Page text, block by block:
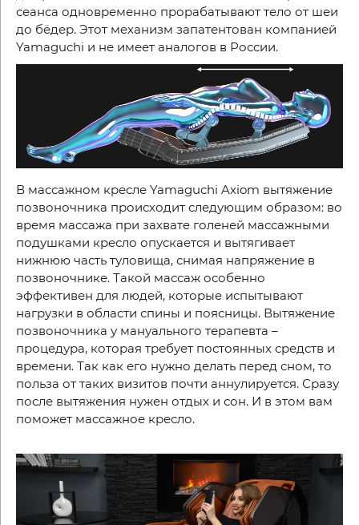
сеанса одновременно прорабатывают тело от шеи
до бёдер. Этот механизм запатентован компанией
Yamaguchi и не имеет аналогов в России.
В массажном кресле Yamaguchi Axiom вытяжение
позвоночника происходит следующим образом: во
время массажа при захвате голеней массажными
подушками кресло опускается и вытягивает
нижнюю часть туловища, снимая напряжение в
позвоночнике. Такой массаж особенно
эффективен для людей, которые испытывают
нагрузки в области спины и поясницы. Вытяжение
позвоночника у мануального терапевта –
процедура, которая требует постоянных средств и
времени. Так как его нужно делать перед сном, то
польза от таких визитов почти аннулируется. Сразу
после вытяжения нужен отдых и сон. И в этом вам
поможет массажное кресло.